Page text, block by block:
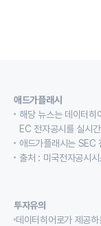
애드가플래시
해당 뉴스는 데이터히
EC 전자공시를 실시
애드가플래시는 SEC
출처 : 미국전자공시
투자유의
데이터히어로가 제공